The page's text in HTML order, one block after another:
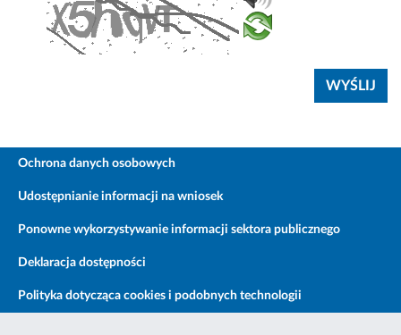
Ochrona danych osobowych
Udostępnianie informacji na wniosek
Ponowne wykorzystywanie informacji sektora publicznego
Deklaracja dostępności
Polityka dotycząca cookies i podobnych technologii